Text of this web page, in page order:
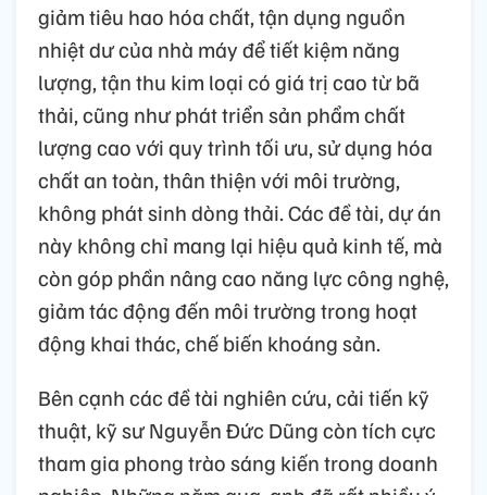
giảm tiêu hao hóa chất, tận dụng nguồn
nhiệt dư của nhà máy để tiết kiệm năng
lượng, tận thu kim loại có giá trị cao từ bã
thải, cũng như phát triển sản phẩm chất
lượng cao với quy trình tối ưu, sử dụng hóa
chất an toàn, thân thiện với môi trường,
không phát sinh dòng thải. Các đề tài, dự án
này không chỉ mang lại hiệu quả kinh tế, mà
còn góp phần nâng cao năng lực công nghệ,
giảm tác động đến môi trường trong hoạt
động khai thác, chế biến khoáng sản.
Bên cạnh các đề tài nghiên cứu, cải tiến kỹ
thuật, kỹ sư Nguyễn Đức Dũng còn tích cực
tham gia phong trào sáng kiến trong doanh